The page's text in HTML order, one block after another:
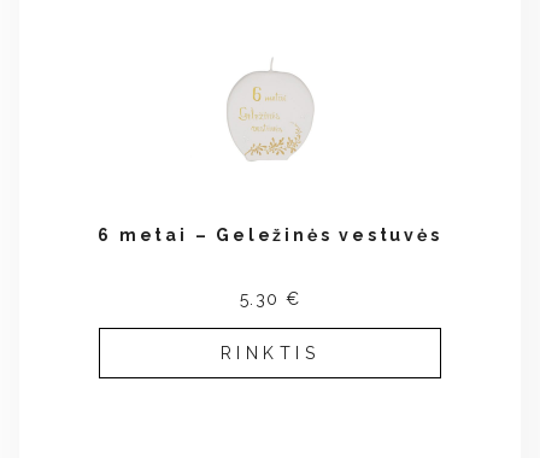
6 metai – Geležinės vestuvės
5.30 €
RINKTIS